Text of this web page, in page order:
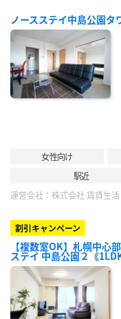
ノースステイ中島公園
女性向け
駅近
運営会社： 株式会社 賃貸生活
割引キャンペーン
【複数室OK】札幌中心
ステイ 中島公園２《